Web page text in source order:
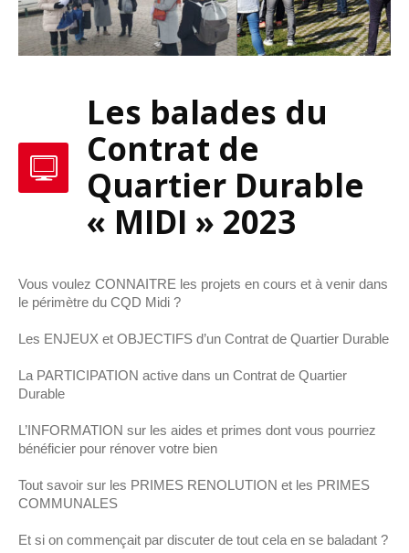
Les balades du
Contrat de
Quartier Durable
« MIDI » 2023
Vous voulez CONNAITRE les projets en cours et à venir dans
le périmètre du CQD Midi ?
Les ENJEUX et OBJECTIFS d’un Contrat de Quartier Durable
La PARTICIPATION active dans un Contrat de Quartier
Durable
L’INFORMATION sur les aides et primes dont vous pourriez
bénéficier pour rénover votre bien
Tout savoir sur les PRIMES RENOLUTION et les PRIMES
COMMUNALES
Et si on commençait par discuter de tout cela en se baladant ?